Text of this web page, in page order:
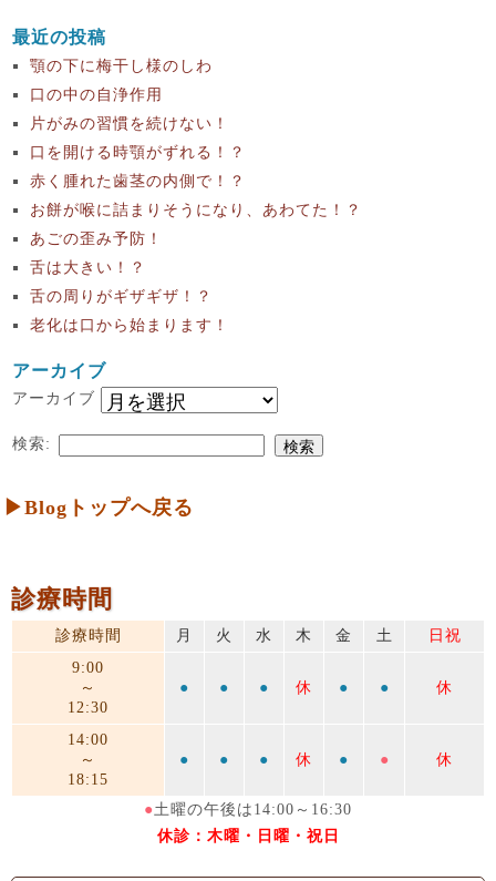
最近の投稿
顎の下に梅干し様のしわ
口の中の自浄作用
片がみの習慣を続けない！
口を開ける時顎がずれる！？
赤く腫れた歯茎の内側で！？
お餅が喉に詰まりそうになり、あわてた！？
あごの歪み予防！
舌は大きい！？
舌の周りがギザギザ！？
老化は口から始まります！
アーカイブ
アーカイブ
検索:
▶Blogトップへ戻る
診療時間
診療時間 月 火 水 木 金 土
日祝
9:00
～
12:30
● ● ● 休 ● ● 休
14:00
～
18:15
● ● ● 休 ● ● 休
●土曜の午後は14:00～16:30
休診：木曜・日曜・祝日